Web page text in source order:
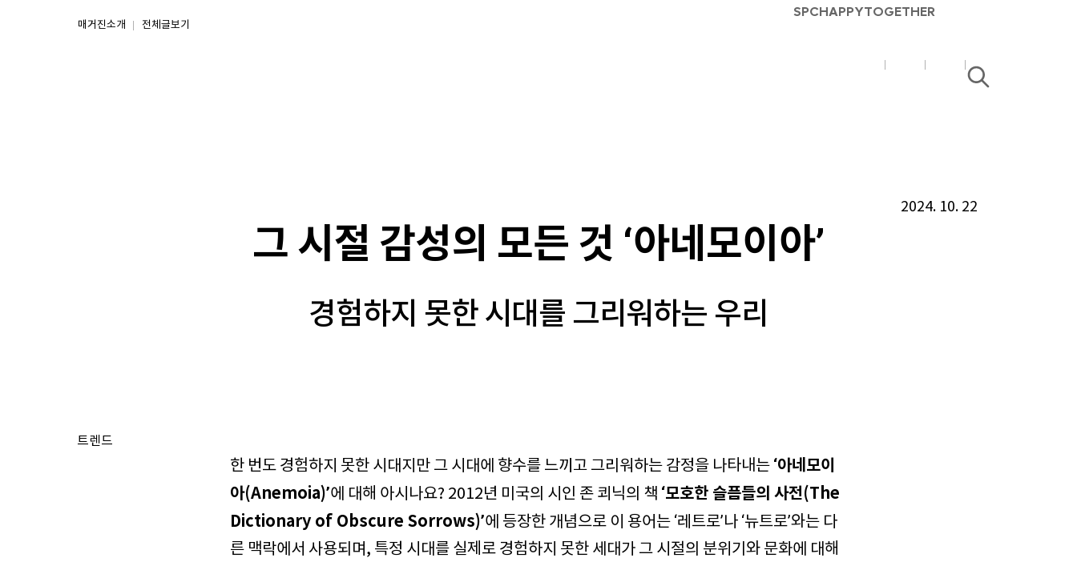
매거진소개 전체글보기
SPCHAPPYTOGETHER
SPC
브
SPC
그
검
2024. 10. 22
그 시절 감성의 모든 것 ‘아네모이아’
경험하지 못한 시대를 그리워하는 우리
트렌드
한 번도 경험하지 못한 시대지만 그 시대에 향수를 느끼고 그리워하는 감정을 나타내는 ‘아네모이
아(Anemoia)’에 대해 아시나요? 2012년 미국의 시인 존 쾨닉의 책 ‘모호한 슬픔들의 사전(The
Dictionary of Obscure Sorrows)’에 등장한 개념으로 이 용어는 ‘레트로’나 ‘뉴트로’와는 다
른 맥락에서 사용되며, 특정 시대를 실제로 경험하지 못한 세대가 그 시절의 분위기와 문화에 대해